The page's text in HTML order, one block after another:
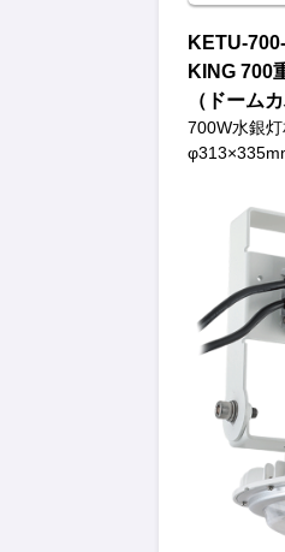
KETU-
KING 700
（ドーム
700W水銀灯